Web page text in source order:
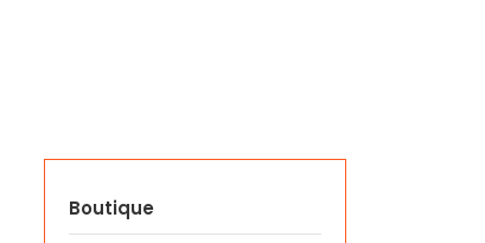
Boutique